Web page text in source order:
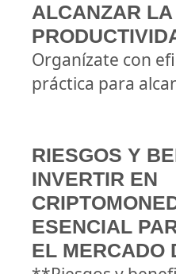
ALCANZAR LA
Organízate con
práctica para
RIESGOS Y
INVERTIR EN
ESENCIAL
EL MERCADO